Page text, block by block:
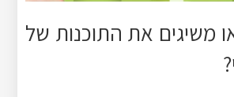
משיגים את התוכנות של